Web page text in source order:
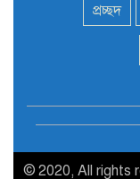
প্রচ্ছদ
© 2020, All rights